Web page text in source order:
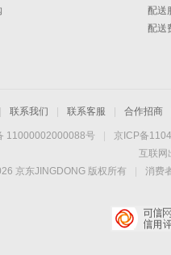
配送
配送
联系我们 联系客服 合作招商
11000002000088号 京ICP备
互联网
京东JINGDONG 版权所有 消费